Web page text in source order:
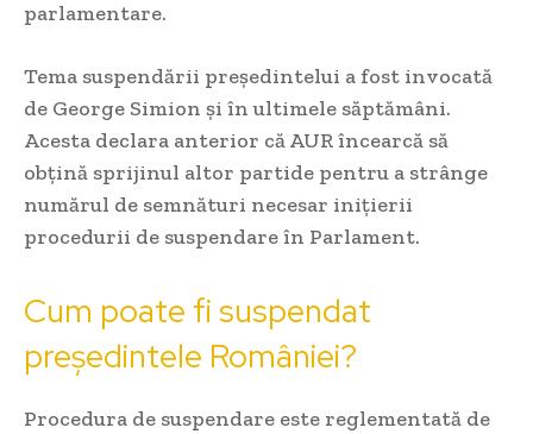
parlamentare.
Tema suspendării președintelui a fost invocată
de George Simion și în ultimele săptămâni.
Acesta declara anterior că AUR încearcă să
obțină sprijinul altor partide pentru a strânge
numărul de semnături necesar inițierii
procedurii de suspendare în Parlament.
Cum poate fi suspendat
președintele României?
Procedura de suspendare este reglementată de